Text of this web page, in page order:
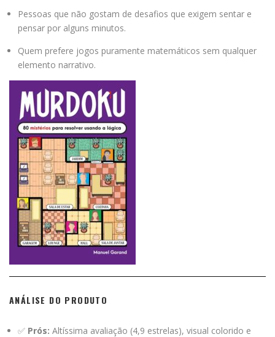
Pessoas que não gostam de desafios que exigem sentar e
pensar por alguns minutos.
Quem prefere jogos puramente matemáticos sem qualquer
elemento narrativo.
ANÁLISE DO PRODUTO
✅ Prós: Altíssima avaliação (4,9 estrelas), visual colorido e